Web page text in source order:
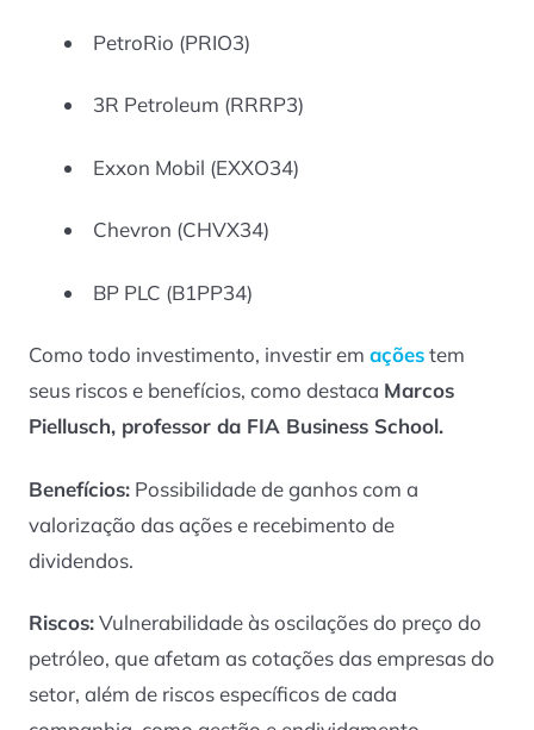
PetroRio (PRIO3)
3R Petroleum (RRRP3)
Exxon Mobil (EXXO34)
Chevron (CHVX34)
BP PLC (B1PP34)
Como todo investimento, investir em açõestem
seus riscos e benefícios, como destaca Marcos
Piellusch, professor da FIA Business School.
Benefícios: Possibilidade de ganhos com a
valorização das ações e recebimento de
dividendos.
Riscos:Vulnerabilidade às oscilações do preço do
petróleo, que afetam as cotações das empresas do
setor, além de riscos específicos de cada